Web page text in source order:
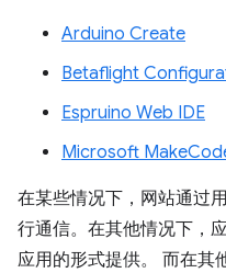
Arduino Create
Betaflight
Espruino Web IDE
Microsoft
在某些情况下，网站通过
行通信。在其他情况下，
应用的形式提供。 而在其